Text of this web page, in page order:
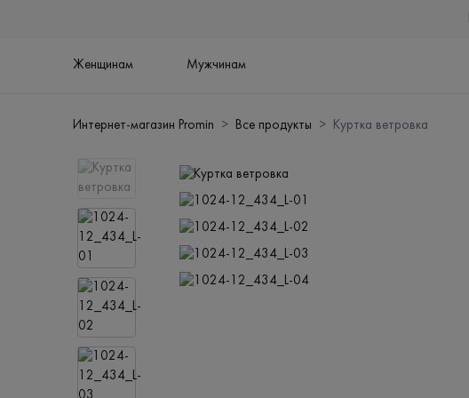
Женщинам Мужчинам
Интернет-магазин Promin Все продукты Куртка ветровка